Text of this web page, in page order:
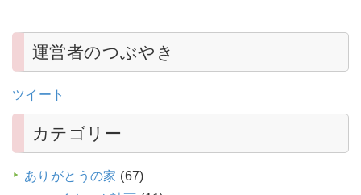
運営者のつぶやき
ツイート
カテゴリー
ありがとうの家 (67)